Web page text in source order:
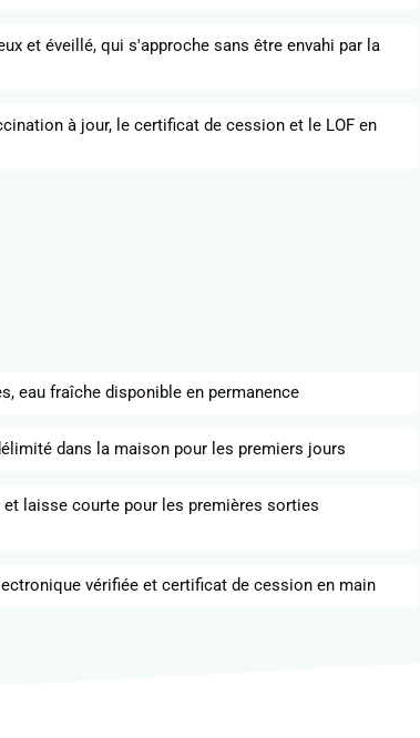
et éveillé, qui s'approche sans être envahi par la
à jour, le certificat de cession et le LOF en
eau fraîche disponible en permanence
dans la maison pour les premiers jours
laisse courte pour les premières sorties
vérifiée et certificat de cession en main